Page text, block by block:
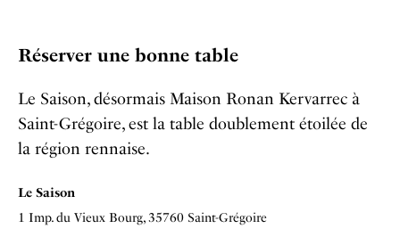
Réserver une bonne table
Le Saison, désormais Maison Ronan Kervarrec à
Saint-Grégoire, est la table doublement étoilée de
la région rennaise.
Le Saison
1 Imp. du Vieux Bourg, 35760 Saint-Grégoire